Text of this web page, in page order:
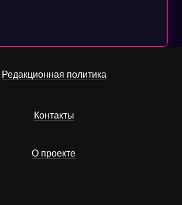
Редакционная политика
Контакты
О проекте